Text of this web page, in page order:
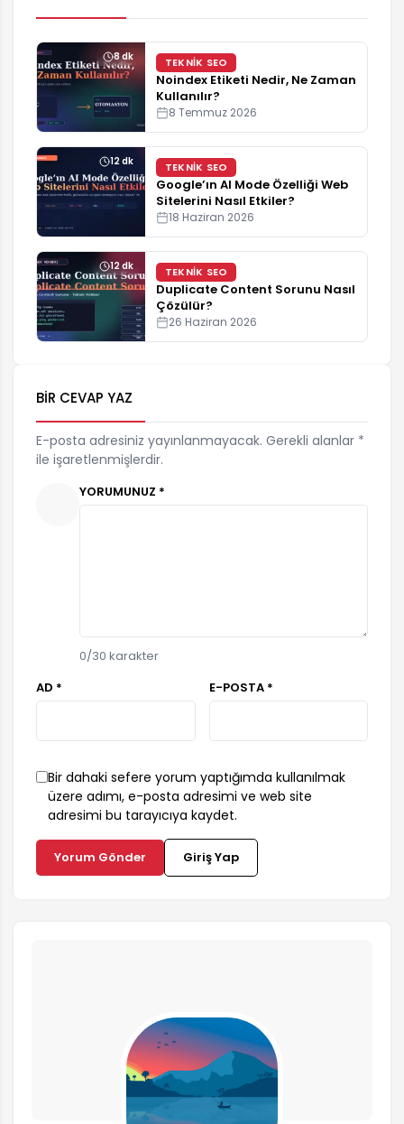
8 dk TEKNIK SEO
Noindex Etiketi Nedir, Ne Zaman
Kullanılır?
8 Temmuz 2026
12 dk TEKNIK SEO
Google’ın AI Mode Özelliği Web
Sitelerini Nasıl Etkiler?
18 Haziran 2026
12 dk TEKNIK SEO
Duplicate Content Sorunu Nasıl
Çözülür?
26 Haziran 2026
BIR CEVAP YAZ
E-posta adresiniz yayınlanmayacak. Gerekli alanlar *
ile işaretlenmişlerdir.
YORUMUNUZ *
0/30 karakter
AD *
E-POSTA *
Bir dahaki sefere yorum yaptığımda kullanılmak
üzere adımı, e-posta adresimi ve web site
adresimi bu tarayıcıya kaydet.
Yorum Gönder Giriş Yap